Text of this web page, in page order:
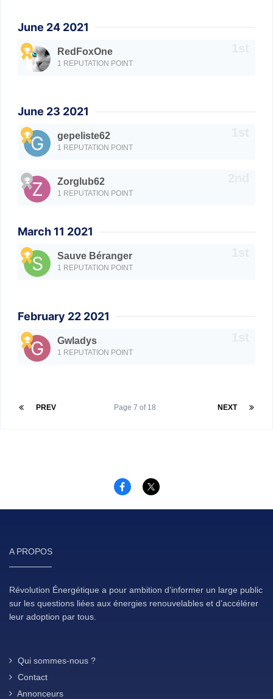
June 24 2021
RedFoxOne
1 REPUTATION POINT
June 23 2021
gepeliste62
1 REPUTATION POINT
Zorglub62
1 REPUTATION POINT
March 11 2021
Sauve Béranger
1 REPUTATION POINT
February 22 2021
Gwladys
1 REPUTATION POINT
PREV NEXT
Page 7 of 18
A PROPOS
Révolution Énergétique a pour ambition d’informer un large public
sur les questions liées aux énergies renouvelables et d’accélérer
leur adoption par tous.
Qui sommes-nous ?
Contact
Annonceurs